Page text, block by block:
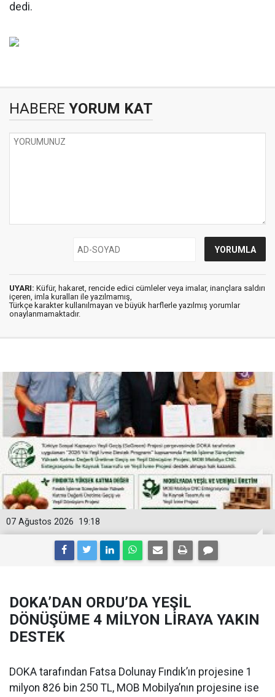
dedi.
HABERE YORUM KAT
UYARI: Küfür, hakaret, rencide edici cümleler veya imalar, inançlara saldırı
içeren, imla kuralları ile yazılmamış,
Türkçe karakter kullanılmayan ve büyük harflerle yazılmış yorumlar
onaylanmamaktadır.
19:18
07 Ağustos 2026
DOKA’DAN ORDU’DA YEŞİL
DÖNÜŞÜME 4 MİLYON LİRAYA YAKIN
DESTEK
DOKA tarafından Fatsa Dolunay Fındık’ın projesine 1
milyon 826 bin 250 TL, MOB Mobilya’nın projesine ise